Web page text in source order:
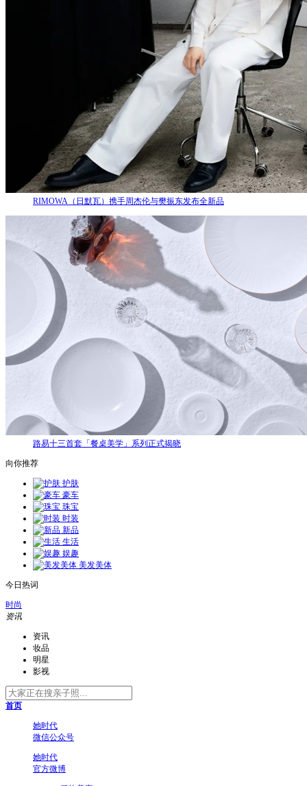
RIMOWA（日默瓦）携手周杰伦与樊振东发布全新品
路易十三首套「餐桌美学」系列正式揭晓
向你推荐
护肤
豪车
珠宝
时装
新品
生活
娱趣
美发美体
今日热词
时尚
资讯
资讯
妆品
明星
影视
首页
她时代
微信公众号
她时代
官方微博